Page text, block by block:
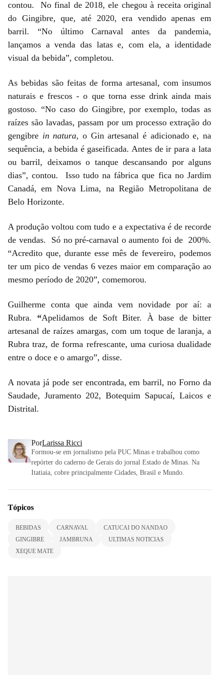
contou. No final de 2018, ele chegou à receita original
do Gingibre, que, até 2020, era vendido apenas em
barril. “No último Carnaval antes da pandemia,
lançamos a venda das latas e, com ela, a identidade
visual da bebida”, completou.
As bebidas são feitas de forma artesanal, com insumos
naturais e frescos - o que torna esse drink ainda mais
gostoso. “No caso do Gingibre, por exemplo, todas as
raízes são lavadas, passam por um processo extração do
gengibre in natura, o Gin artesanal é adicionado e, na
sequência, a bebida é gaseificada. Antes de ir para a lata
ou barril, deixamos o tanque descansando por alguns
dias”, contou. Isso tudo na fábrica que fica no Jardim
Canadá, em Nova Lima, na Região Metropolitana de
Belo Horizonte.
A produção voltou com tudo e a expectativa é de recorde
de vendas. Só no pré-carnaval o aumento foi de 200%.
“Acredito que, durante esse mês de fevereiro, podemos
ter um pico de vendas 6 vezes maior em comparação ao
mesmo período de 2020”, comemorou.
Guilherme conta que ainda vem novidade por aí: a
Rubra. “Apelidamos de Soft Biter. À base de bitter
artesanal de raízes amargas, com um toque de laranja, a
Rubra traz, de forma refrescante, uma curiosa dualidade
entre o doce e o amargo”, disse.
A novata já pode ser encontrada, em barril, no Forno da
Saudade, Juramento 202, Botequim Sapucaí, Laicos e
Distrital.
PorLarissa Ricci
Formou-se em jornalismo pela PUC Minas e trabalhou como
repórter do caderno de Gerais do jornal Estado de Minas. Na
Itatiaia, cobre principalmente Cidades, Brasil e Mundo.
Tópicos
BEBIDAS CARNAVAL
CATUCAI DO NANDAO
GINGIBRE
JAMBRUNA
ULTIMAS NOTICIAS
XEQUE MATE